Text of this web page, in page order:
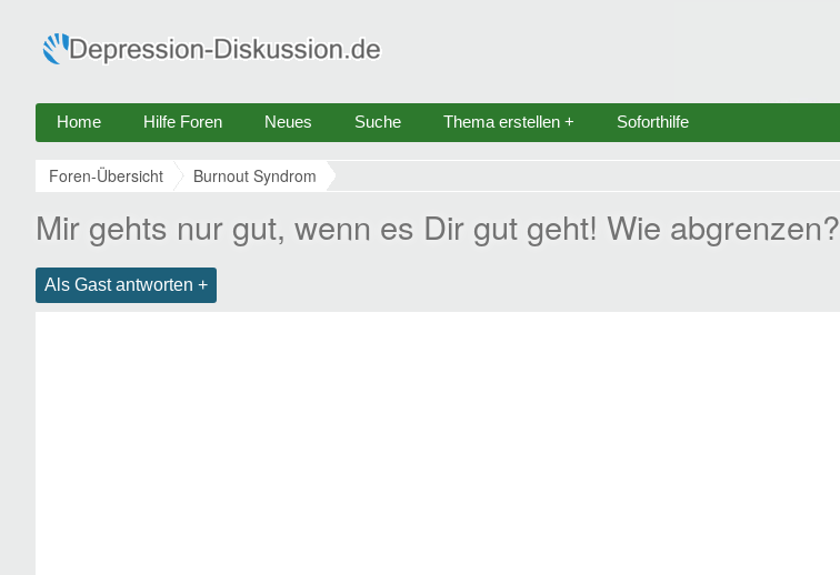
Home Hilfe Foren Neues Suche Thema erstellen + Soforthilfe
Foren-Übersicht Burnout Syndrom
Mir gehts nur gut, wenn es Dir gut geht! Wie abgrenzen?
Als Gast antworten +